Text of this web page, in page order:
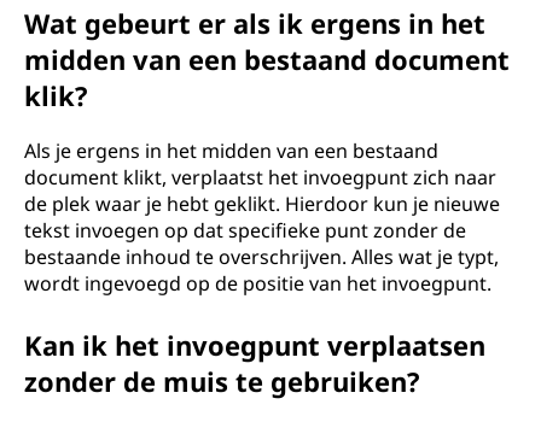
Wat gebeurt er als ik ergens in het
midden van een bestaand document
klik?
Als je ergens in het midden van een bestaand
document klikt, verplaatst het invoegpunt zich naar
de plek waar je hebt geklikt. Hierdoor kun je nieuwe
tekst invoegen op dat specifieke punt zonder de
bestaande inhoud te overschrijven. Alles wat je typt,
wordt ingevoegd op de positie van het invoegpunt.
Kan ik het invoegpunt verplaatsen
zonder de muis te gebruiken?